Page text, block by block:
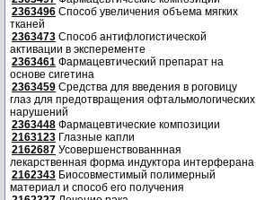
2363496 Способ увеличения объема мягких
тканей
2363473 Способ антифлогистической
активации в эксперементе
2363461 Фармацевтический препарат на
основе сигетина
2363459 Средства для введения в роговицу
глаз для предотвращения офтальмологических
нарушений
2363448 Фармацевтические композиции
2163123 Глазные капли
2162687 Усовершенствованнная
лекарственная форма индуктора интерферана
2162343 Биосовместимый полимерный
материал и способ его получения